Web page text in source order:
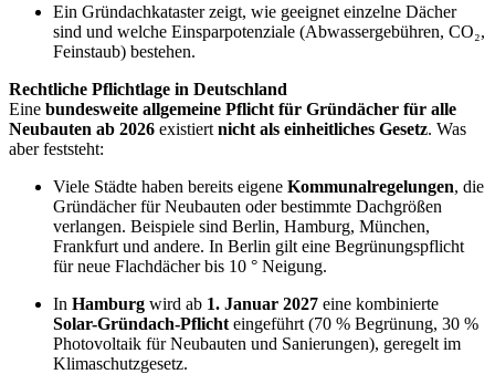
Ein Gründachkataster zeigt, wie geeignet einzelne Dächer
sind und welche Einsparpotenziale (Abwassergebühren, CO₂,
Feinstaub) bestehen.
Rechtliche Pflichtlage in Deutschland
Eine bundesweite allgemeine Pflicht für Gründächer für alle
Neubauten ab 2026 existiert nicht als einheitliches Gesetz. Was
aber feststeht:
Viele Städte haben bereits eigene Kommunalregelungen, die
Gründächer für Neubauten oder bestimmte Dachgrößen
verlangen. Beispiele sind Berlin, Hamburg, München,
Frankfurt und andere. In Berlin gilt eine Begrünungspflicht
für neue Flachdächer bis 10 ° Neigung.
In Hamburg wird ab 1. Januar 2027 eine kombinierte
Solar-Gründach-Pflicht eingeführt (70 % Begrünung, 30 %
Photovoltaik für Neubauten und Sanierungen), geregelt im
Klimaschutzgesetz.